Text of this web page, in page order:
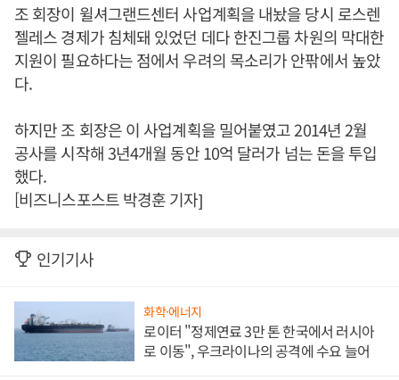
조 회장이 윌셔그랜드센터 사업계획을 내놨을 당시 로스렌
젤레스 경제가 침체돼 있었던 데다 한진그룹 차원의 막대한
지원이 필요하다는 점에서 우려의 목소리가 안팎에서 높았
다.
하지만 조 회장은 이 사업계획을 밀어붙였고 2014년 2월
공사를 시작해 3년4개월 동안 10억 달러가 넘는 돈을 투입
했다.
[비즈니스포스트 박경훈 기자]
인기기사
화학·에너지
로이터 "정제연료 3만 톤 한국에서 러시아
로 이동", 우크라이나의 공격에 수요 늘어